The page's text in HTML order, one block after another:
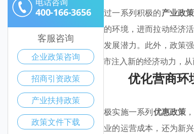
怀化市正在通过一系列积极的产业政策
提供更加优越的环境，进而拉动经济
提升了企业的发展潜力。此外，政策
预计将为怀化市注入新的经济动力，
优化营商环
怀化市正在积极实施一系列优惠政策
不仅降低了企业的运营成本，还为新
400-166-3656
客服咨询
企业政策咨询
招商引资政策
产业扶持政策
政策文件下载